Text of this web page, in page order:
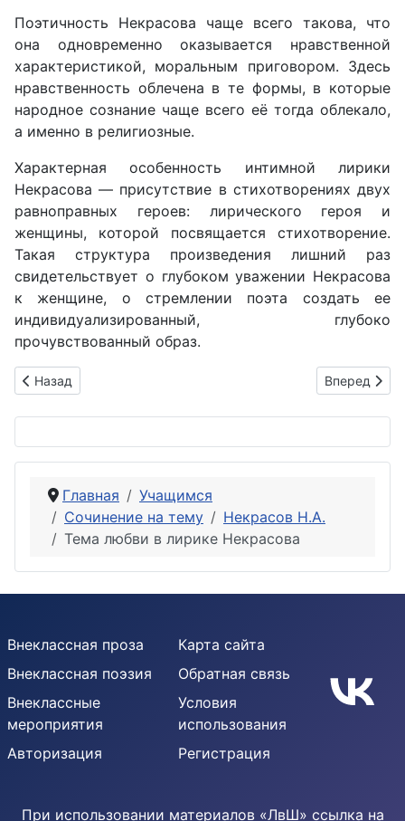
Поэтичность Некрасова чаще всего такова, что
она одновременно оказывается нравственной
характеристикой, моральным приговором. Здесь
нравственность облечена в те формы, в которые
народное сознание чаще всего её тогда облекало,
а именно в религиозные.
Характерная особенность интимной лирики
Некрасова — присутствие в стихотворениях двух
равноправных героев: лирического героя и
женщины, которой посвящается стихотворение.
Такая структура произведения лишний раз
свидетельствует о глубоком уважении Некрасова
к женщине, о стремлении поэта создать ее
индивидуализированный, глубоко
прочувствованный образ.
Предыдущий: Тема поэта и поэзии в лирике Н.А. Некрасова
Назад Следующий:
Вперед
Главная
Учащимся
Сочинение на тему
Некрасов Н.А.
Тема любви в лирике Некрасова
Внеклассная проза
Внеклассная поэзия
Внеклассные
мероприятия
Авторизация
Карта сайта
Обратная связь
Условия
использования
Регистрация
При использовании материалов «ЛвШ» ссылка на